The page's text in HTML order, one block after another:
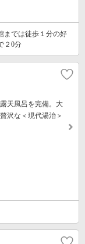
までは徒歩１分の好
２0分
天風呂を完備。大
沢な＜現代湯治＞